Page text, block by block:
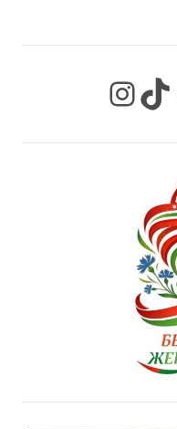
InstagramTikTok